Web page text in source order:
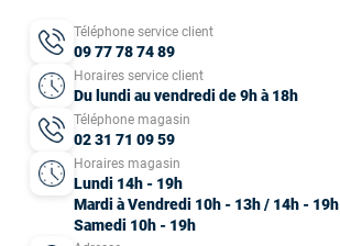
Téléphone service client
09 77 78 74 89
Horaires service client
Du lundi au vendredi de 9h à 18h
Téléphone magasin
02 31 71 09 59
Horaires magasin
Lundi 14h - 19h
Mardi à Vendredi 10h - 13h / 14h - 19h
Samedi 10h - 19h